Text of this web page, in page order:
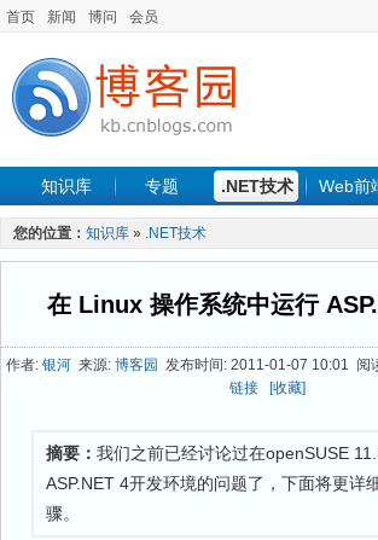
首页 新闻 博问 会员
知识库 专题 .NET技术 Web前
手机开发 软件工程
最新文章
您的位置： 知识库 » .NET技术
在 Linux 操作系统中运行
作者: 银河来源: 博客园 发布时间: 2011-01-07 10:01 阅
链接
[收藏]
摘要： 我们之前已经讨论过在openSUSE
ASP.NET 4开发环境的问题了，下面将更详
骤。